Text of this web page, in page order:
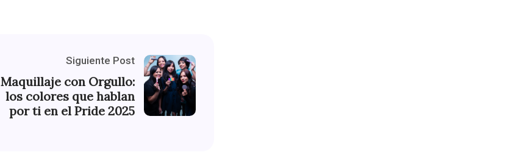
Siguiente Post
Maquillaje con Orgullo:
los colores que hablan
por ti en el Pride 2025